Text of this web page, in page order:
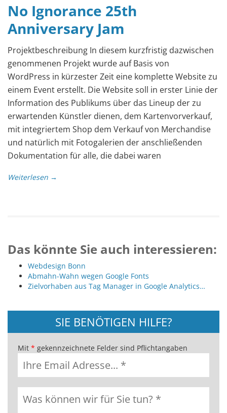
No Ignorance 25th
Anniversary Jam
Projektbeschreibung In diesem kurzfristig dazwischen
genommenen Projekt wurde auf Basis von
WordPress in kürzester Zeit eine komplette Website zu
einem Event erstellt. Die Website soll in erster Linie der
Information des Publikums über das Lineup der zu
erwartenden Künstler dienen, dem Kartenvorverkauf,
mit integriertem Shop dem Verkauf von Merchandise
und natürlich mit Fotogalerien der anschließenden
Dokumentation für alle, die dabei waren
Weiterlesen →
Das könnte Sie auch interessieren:
Webdesign Bonn
Abmahn-Wahn wegen Google Fonts
Zielvorhaben aus Tag Manager in Google Analytics…
SIE BENÖTIGEN HILFE?
Mit * gekennzeichnete Felder sind Pflichtangaben